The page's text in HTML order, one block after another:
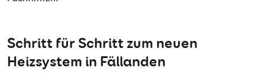
Schritt für Schritt zum neuen
Heizsystem in Fällanden